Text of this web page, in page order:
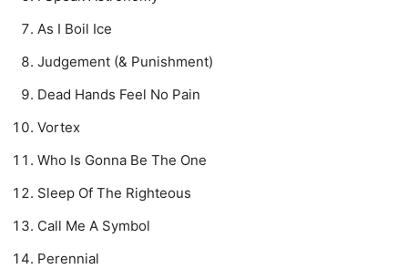
As I Boil Ice
Judgement (& Punishment)
Dead Hands Feel No Pain
Vortex
Who Is Gonna Be The One
Sleep Of The Righteous
Call Me A Symbol
Perennial